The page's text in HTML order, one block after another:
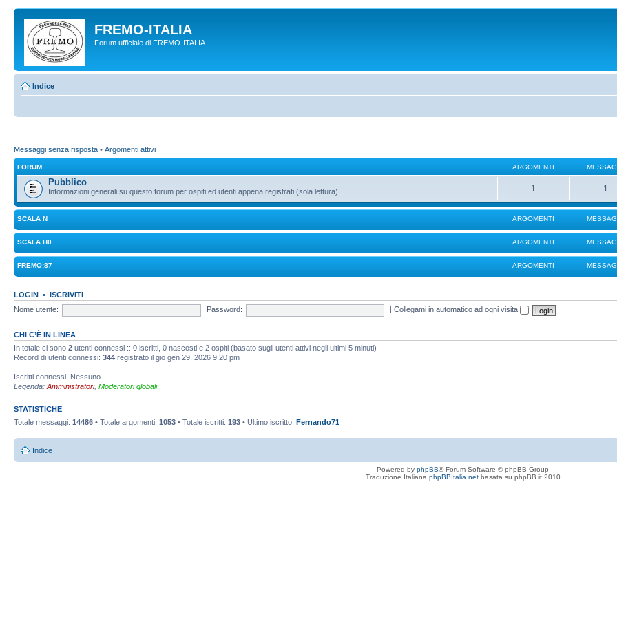
FREMO-ITALIA
Forum ufficiale di FREMO-ITALIA
Indice
Messaggi senza risposta • Argomenti attivi
FORUM ARGOMENTI
Pubblico
Informazioni generali su questo forum per ospiti ed utenti appena registrati (sola lettura) 1 1
SCALA N ARGOMENTI
SCALA H0 ARGOMENTI
FREMO:87 ARGOMENTI
LOGIN • ISCRIVITI
Nome utente:
Password: |Collegami in automatico ad ogni visita
CHI C’È IN LINEA
In totale ci sono 2 utenti connessi :: 0 iscritti, 0 nascosti e 2 ospiti (basato sugli utenti attivi negli ultimi 5 minuti)
Record di utenti connessi: 344 registrato il gio gen 29, 2026 9:20 pm
Iscritti connessi: Nessuno
Legenda: Amministratori, Moderatori globali
STATISTICHE
Totale messaggi: 14486 • Totale argomenti: 1053 • Totale iscritti: 193 • Ultimo iscritto: Fernando71
Indice
Powered by phpBB® Forum Software © phpBB Group
Traduzione Italiana phpBBItalia.netbasata su phpBB.it 2010